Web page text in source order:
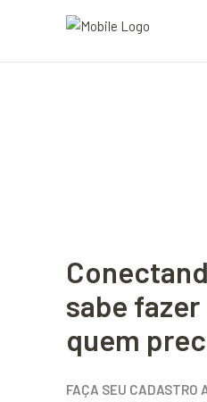
sabe
quem
FAÇA SEU CADASTRO